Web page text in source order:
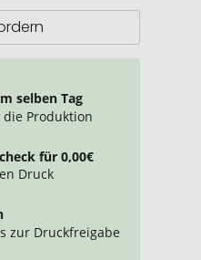
selben Tag
Produktion
für 0,00€
Druck
zur Druckfreigabe